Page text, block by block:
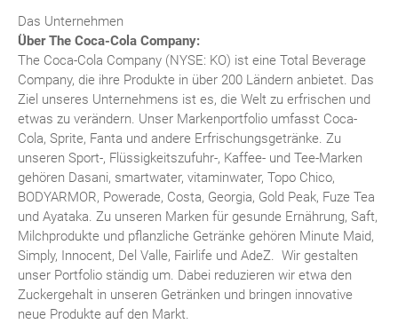
Das Unternehmen
Über The Coca-Cola Company:
The Coca-Cola Company (NYSE: KO) ist eine Total Beverage
Company, die ihre Produkte in über 200 Ländern anbietet. Das
Ziel unseres Unternehmens ist es, die Welt zu erfrischen und
etwas zu verändern. Unser Markenportfolio umfasst Coca-
Cola, Sprite, Fanta und andere Erfrischungsgetränke. Zu
unseren Sport-, Flüssigkeitszufuhr-, Kaffee- und Tee-Marken
gehören Dasani, smartwater, vitaminwater, Topo Chico,
BODYARMOR, Powerade, Costa, Georgia, Gold Peak, Fuze Tea
und Ayataka. Zu unseren Marken für gesunde Ernährung, Saft,
Milchprodukte und pflanzliche Getränke gehören Minute Maid,
Simply, Innocent, Del Valle, Fairlife und AdeZ. Wir gestalten
unser Portfolio ständig um. Dabei reduzieren wir etwa den
Zuckergehalt in unseren Getränken und bringen innovative
neue Produkte auf den Markt.